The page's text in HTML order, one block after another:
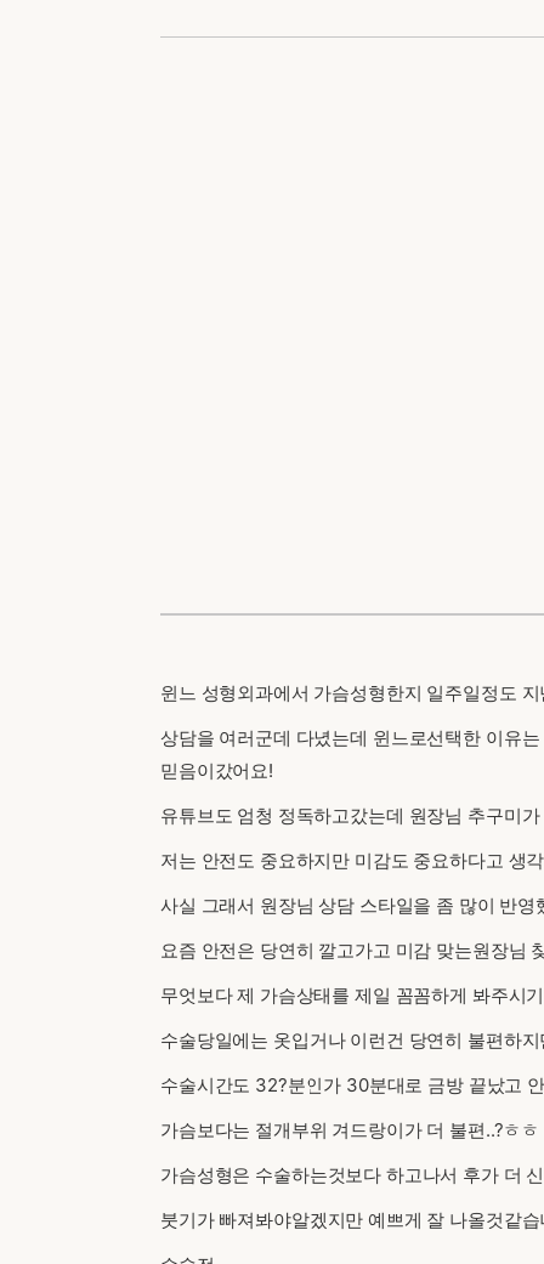
윈느 성형외과에서 가슴성형한지 일주일정도
상담을 여러군데 다녔는데 윈느로선택한 이유
믿음이갔어요!
유튜브도 엄청 정독하고갔는데 원장님 추구미
저는 안전도 중요하지만 미감도 중요하다고 생
사실 그래서 원장님 상담 스타일을 좀 많이 반영
요즘 안전은 당연히 깔고가고 미감 맞는원장님
무엇보다 제 가슴상태를 제일 꼼꼼하게 봐주시
수술당일에는 옷입거나 이런건 당연히 불편하
수술시간도 32?분인가 30분대로 금방 끝났고
가슴보다는 절개부위 겨드랑이가 더 불편..?ㅎㅎ
가슴성형은 수술하는것보다 하고나서 후가 더
붓기가 빠져봐야알겠지만 예쁘게 잘 나올것같습